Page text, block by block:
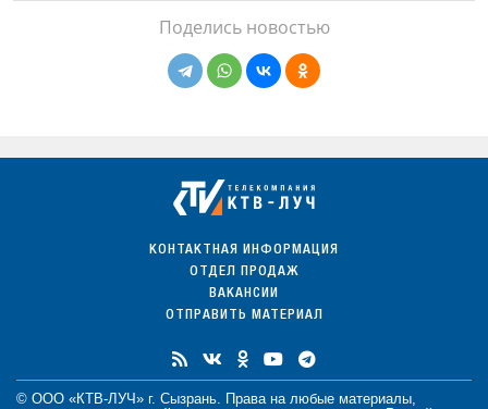
Поделись новостью
КОНТАКТНАЯ ИНФОРМАЦИЯ
ОТДЕЛ ПРОДАЖ
ВАКАНСИИ
ОТПРАВИТЬ МАТЕРИАЛ
© ООО «КТВ-ЛУЧ» г. Сызрань. Права на любые материалы